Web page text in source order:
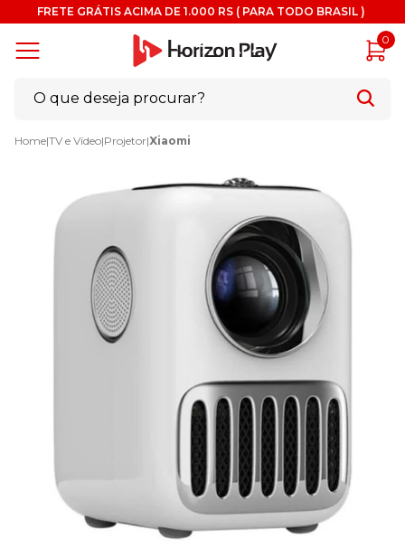
FRETE GRÁTIS ACIMA DE 1.000 RS ( PARA TODO BRASIL )
0
Home|TV e Vídeo|Projetor|Xiaomi